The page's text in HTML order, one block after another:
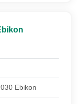
Ebikon